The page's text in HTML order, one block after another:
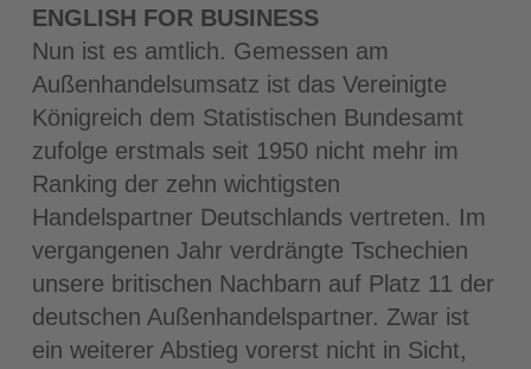
ENGLISH FOR BUSINESS
Nun ist es amtlich. Gemessen am
Außenhandelsumsatz ist das Vereinigte
Königreich dem Statistischen Bundesamt
zufolge erstmals seit 1950 nicht mehr im
Ranking der zehn wichtigsten
Handelspartner Deutschlands vertreten. Im
vergangenen Jahr ver­drängte Tschechien
unsere britischen Nachbarn auf Platz 11 der
deutschen Außen­handelspartner. Zwar ist
ein weiterer Abstieg vorerst nicht in Sicht,